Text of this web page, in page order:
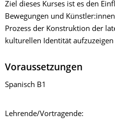
Ziel dieses Kurses ist es den
Bewegungen und
Prozess der Konstruktion der
kulturellen Identität aufzuzeigen
Voraussetzungen
Spanisch B1
Lehrende/‌Vortragende: